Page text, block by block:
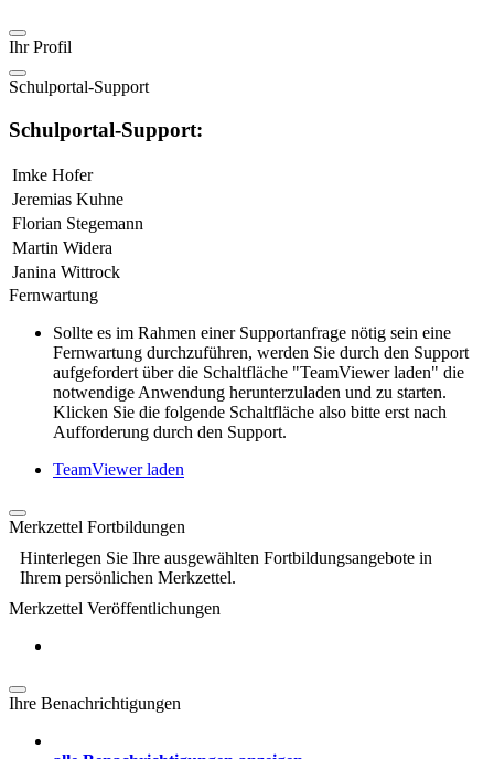
Ihr Profil
Schulportal-Support
Schulportal-Support:
Imke Hofer
Jeremias Kuhne
Florian Stegemann
Martin Widera
Janina Wittrock
Fernwartung
Sollte es im Rahmen einer Supportanfrage nötig sein eine
Fernwartung durchzuführen, werden Sie durch den Support
aufgefordert über die Schaltfläche "TeamViewer laden" die
notwendige Anwendung herunterzuladen und zu starten.
Klicken Sie die folgende Schaltfläche also bitte erst nach
Aufforderung durch den Support.
TeamViewer laden
Merkzettel Fortbildungen
Hinterlegen Sie Ihre ausgewählten Fortbildungsangebote in
Ihrem persönlichen Merkzettel.
Merkzettel Veröffentlichungen
Ihre Benachrichtigungen